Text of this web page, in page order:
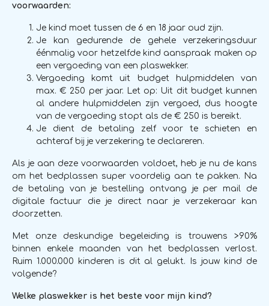
voorwaarden:
Je kind moet tussen de 6 en 18 jaar oud zijn.
Je kan gedurende de gehele verzekeringsduur
éénmalig voor hetzelfde kind aanspraak maken op
een vergoeding van een plaswekker.
Vergoeding komt uit budget hulpmiddelen van
max. € 250 per jaar. Let op: Uit dit budget kunnen
al andere hulpmiddelen zijn vergoed, dus hoogte
van de vergoeding stopt als de € 250 is bereikt.
Je dient de betaling zelf voor te schieten en
achteraf bij je verzekering te declareren.
Als je aan deze voorwaarden voldoet, heb je nu de kans
om het bedplassen super voordelig aan te pakken. Na
de betaling van je bestelling ontvang je per mail de
digitale factuur die je direct naar je verzekeraar kan
doorzetten.
Met onze deskundige begeleiding is trouwens >90%
binnen enkele maanden van het bedplassen verlost.
Ruim 1.000.000 kinderen is dit al gelukt. Is jouw kind de
volgende?
Welke plaswekker is het beste voor mijn kind?